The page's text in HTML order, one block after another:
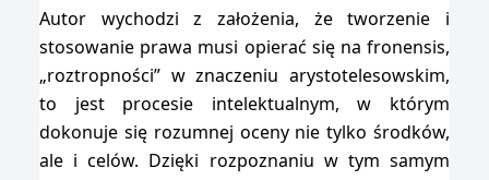
Autor wychodzi z założenia, że tworzenie i
stosowanie prawa musi opierać się na fronensis,
„roztropności” w znaczeniu arystotelesowskim,
to jest procesie intelektualnym, w którym
dokonuje się rozumnej oceny nie tylko środków,
ale i celów. Dzięki rozpoznaniu w tym samym